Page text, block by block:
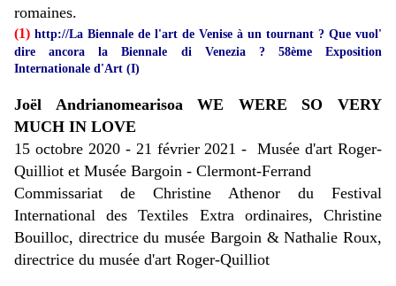
romaines.
(1) http://La Biennale de l'art de Venise à un tournant ? Que vuol'
dire ancora la Biennale di Venezia ? 58ème Exposition
Internationale d'Art (I)
Joël AndrianomearisoaWE WERE SO VERY
MUCH IN LOVE
15 octobre 2020 - 21 février 2021 -Musée d'art Roger-
Quilliot et Musée Bargoin - Clermont-Ferrand
Commissariat de Christine Athenor du Festival
International des Textiles Extra ordinaires, Christine
Bouilloc, directrice du musée Bargoin & Nathalie Roux,
directrice du musée d'art Roger-Quilliot